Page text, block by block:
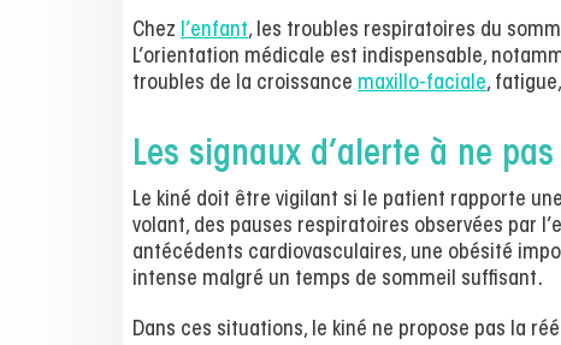
Chez l’enfant, les troubles respiratoires du
L’orientation médicale est indispensable,
troubles de la croissance maxillo-faciale,
Les signaux d’alerte à ne
Le kiné doit être vigilant si le patient rapporte
volant, des pauses respiratoires observées par
antécédents cardiovasculaires, une obésité
intense malgré un temps de sommeil suffisant.
Dans ces situations, le kiné ne propose pas la